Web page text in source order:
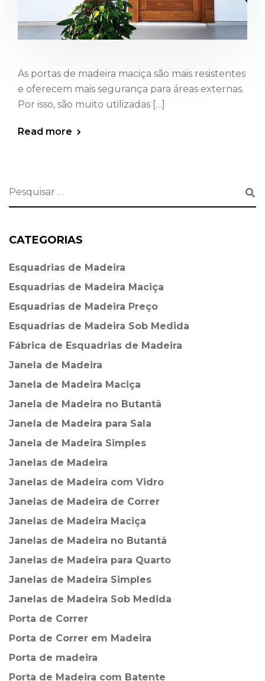
As portas de madeira maciça são mais resistentes
e oferecem mais segurança para áreas externas.
Por isso, são muito utilizadas […]
Read more
CATEGORIAS
Esquadrias de Madeira⁠
Esquadrias de Madeira Maciça
Esquadrias de Madeira Preço
Esquadrias de Madeira Sob Medida
Fábrica de Esquadrias de Madeira
Janela de Madeira
Janela de Madeira Maciça
Janela de Madeira no Butantã
Janela de Madeira para Sala
Janela de Madeira Simples
Janelas de Madeira
Janelas de Madeira com Vidro
Janelas de Madeira de Correr
Janelas de Madeira Maciça
Janelas de Madeira no Butantã
Janelas de Madeira para Quarto
Janelas de Madeira Simples
Janelas de Madeira Sob Medida
Porta de Correr
Porta de Correr em Madeira
Porta de madeira
Porta de Madeira com Batente